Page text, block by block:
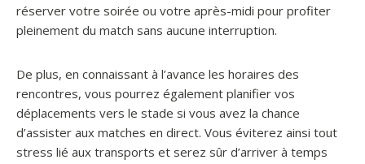
réserver votre soirée ou votre après-midi pour profiter
pleinement du match sans aucune interruption.
De plus, en connaissant à l’avance les horaires des
rencontres, vous pourrez également planifier vos
déplacements vers le stade si vous avez la chance
d’assister aux matches en direct. Vous éviterez ainsi tout
stress lié aux transports et serez sûr d’arriver à temps